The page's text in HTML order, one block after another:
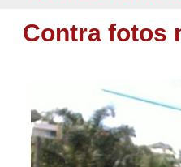
Contra fotos